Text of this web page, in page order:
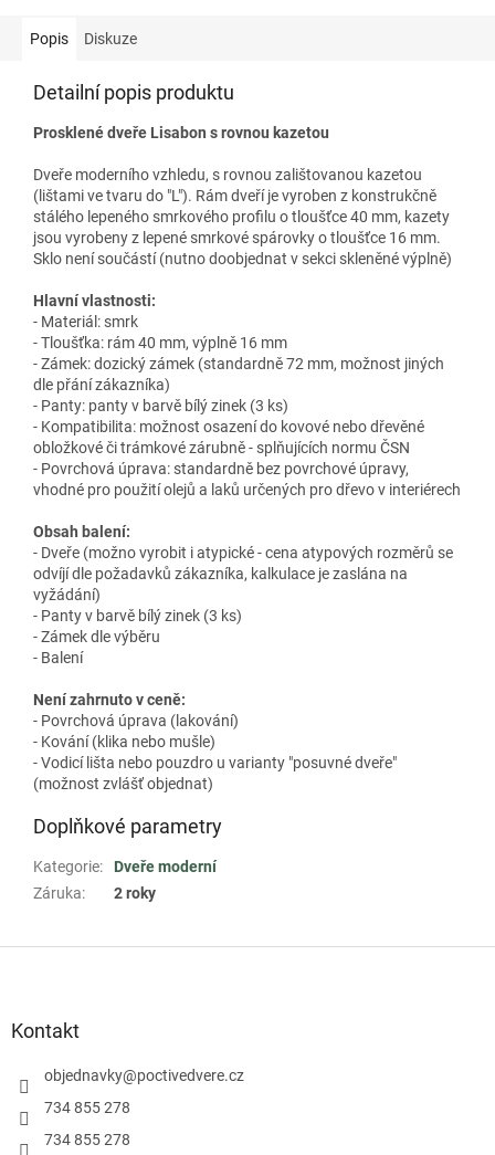
Popis Diskuze
Detailní popis produktu
Prosklené dveře Lisabon s rovnou kazetou
Dveře moderního vzhledu, s rovnou zalištovanou kazetou
(lištami ve tvaru do "L"). Rám dveří je vyroben z konstrukčně
stálého lepeného smrkového profilu o tloušťce 40 mm, kazety
jsou vyrobeny z lepené smrkové spárovky o tloušťce 16 mm.
Sklo není součástí (nutno doobjednat v sekci skleněné výplně)
Hlavní vlastnosti:
- Materiál: smrk
- Tloušťka: rám 40 mm, výplně 16 mm
- Zámek: dozický zámek (standardně 72 mm, možnost jiných
dle přání zákazníka)
- Panty: panty v barvě bílý zinek (3 ks)
- Kompatibilita: možnost osazení do kovové nebo dřevěné
obložkové či trámkové zárubně - splňujících normu ČSN
- Povrchová úprava: standardně bez povrchové úpravy,
vhodné pro použití olejů a laků určených pro dřevo v interiérech
Obsah balení:
- Dveře (možno vyrobit i atypické - cena atypových rozměrů se
odvíjí dle požadavků zákazníka, kalkulace je zaslána na
vyžádání)
- Panty v barvě bílý zinek (3 ks)
- Zámek dle výběru
- Balení
Není zahrnuto v ceně:
- Povrchová úprava (lakování)
- Kování (klika nebo mušle)
- Vodicí lišta nebo pouzdro u varianty "posuvné dveře"
(možnost zvlášť objednat)
Doplňkové parametry
Kategorie:
Dveře moderní
Záruka: 2 roky
Kontakt
objednavky@poctivedvere.cz
734 855 278
734 855 278